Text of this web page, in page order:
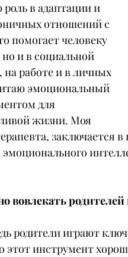
в адаптации и
отношений с
помогает человеку
но и в социальной
работе и в личных
эмоциональный
для
жизни. Моя
заключается
вовлекать
родители играют
этот инструмент